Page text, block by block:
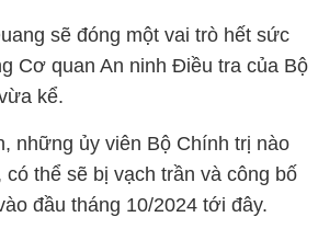
sẽ đóng một vai trò hết sức
Cơ quan An ninh Điều tra của Bộ
kể.
những ủy viên Bộ Chính trị nào
thể sẽ bị vạch trần và công bố
đầu tháng 10/2024 tới đây.